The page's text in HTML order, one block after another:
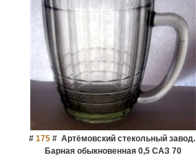
# 175# Артёмовский стекольный завод.
Барная обыкновенная 0,5 САЗ 70